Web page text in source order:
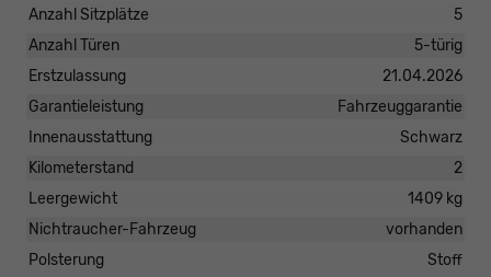
Anzahl Sitzplätze
5
Anzahl Türen
5-türig
Erstzulassung
21.04.2026
Garantieleistung
Fahrzeuggarantie
Innenausstattung
Schwarz
Kilometerstand
2
Leergewicht
1409 kg
Nichtraucher-Fahrzeug
vorhanden
Polsterung
Stoff